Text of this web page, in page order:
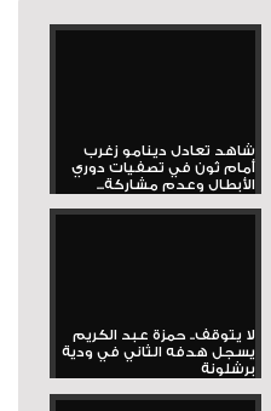
شاهد تعادل دينامو زغرب
أمام ثون في تصفيات دوري
الأبطال وعدم مشاركة...
لا يتوقف.. حمزة عبد الكريم
يسجل هدفه الثاني في ودية
برشلونة